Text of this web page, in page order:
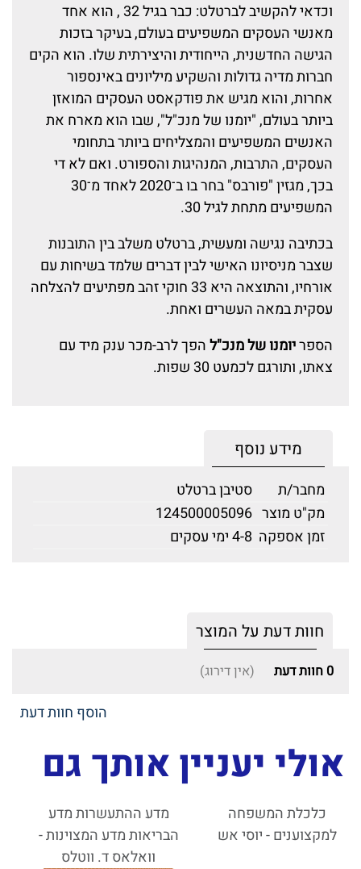
וכדאי להקשיב לברטלט: כבר בגיל 32 , הוא אחד
מאנשי העסקים המשפיעים בעולם, בעיקר בזכות
הגישה החדשנית, הייחודית והיצירתית שלו. הוא הקים
חברות מדיה גדולות והשקיע מיליונים באינספור
אחרות, והוא מגיש את פודקאסט העסקים המואזן
ביותר בעולם, "יומנו של מנכ"ל", שבו הוא מארח את
האנשים המשפיעים והמצליחים ביותר בתחומי
העסקים, התרבות, המנהיגות והספורט. ואם לא די
בכך, מגזין "פורבס" בחר בו ב־2020 לאחד מ־30
המשפיעים מתחת לגיל 30.
בכתיבה נגישה ומעשית, ברטלט משלב בין התובנות
שצבר מניסיונו האישי לבין דברים שלמד בשיחות עם
אורחיו, והתוצאה היא 33 חוקי זהב מפתיעים להצלחה
עסקית במאה העשרים ואחת.
הספריומנו של מנכ"להפך לרב-מכר ענק מיד עם
צאתו, ותורגם לכמעט 30 שפות.
מידע נוסף
מחבר/ת
סטיבן ברטלט
מק"ט מוצר 124500005096
זמן אספקה 4-8 ימי עסקים
חוות דעת על המוצר
0 חוות דעת (אין דירוג)
הוסף חוות דעת
אולי יעניין אותך גם
כלכלת המשפחה
למקצוענים - יוסי אש
מדע ההתעשרות מדע
הבריאות מדע המצוינות -
וואלאס ד. ווטלס